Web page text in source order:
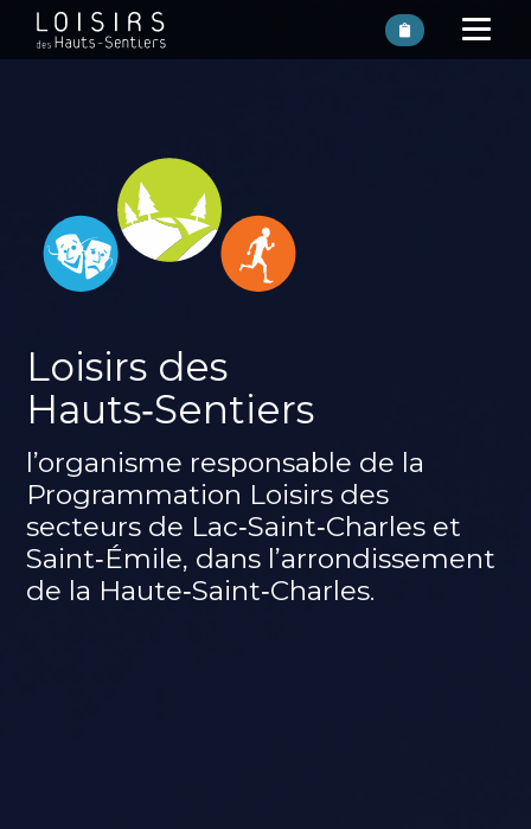
Loisirs des
Hauts‑Sentiers
l’organisme responsable de la
Programmation Loisirs des
secteurs de Lac‑Saint‑Charles et
Saint‑Émile, dans l’arrondissement
de la Haute‑Saint‑Charles.